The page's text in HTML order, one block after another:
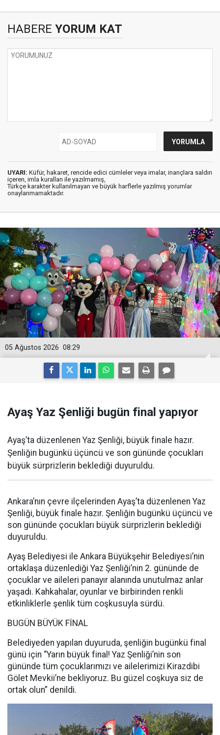
HABERE YORUM KAT
UYARI: Küfür, hakaret, rencide edici cümleler veya imalar, inançlara saldırı
içeren, imla kuralları ile yazılmamış,
Türkçe karakter kullanılmayan ve büyük harflerle yazılmış yorumlar
onaylanmamaktadır.
08:29
05 Ağustos 2026
Ayaş Yaz Şenliği bugün final yapıyor
Ayaş’ta düzenlenen Yaz Şenliği, büyük finale hazır.
Şenliğin bugünkü üçüncü ve son gününde çocukları
büyük sürprizlerin beklediği duyuruldu.
Ankara’nın çevre ilçelerinden Ayaş’ta düzenlenen Yaz
Şenliği, büyük finale hazır. Şenliğin bugünkü üçüncü ve
son gününde çocukları büyük sürprizlerin beklediği
duyuruldu.
Ayaş Belediyesi ile Ankara Büyükşehir Belediyesi’nin
ortaklaşa düzenlediği Yaz Şenliği’nin 2. gününde de
çocuklar ve aileleri panayır alanında unutulmaz anlar
yaşadı. Kahkahalar, oyunlar ve birbirinden renkli
etkinliklerle şenlik tüm coşkusuyla sürdü.
BUGÜN BÜYÜK FİNAL
Belediyeden yapılan duyuruda, şenliğin bugünkü final
günü için “Yarın büyük final! Yaz Şenliği’nin son
gününde tüm çocuklarımızı ve ailelerimizi Kirazdibi
Gölet Mevkii’ne bekliyoruz. Bu güzel coşkuya siz de
ortak olun” denildi.